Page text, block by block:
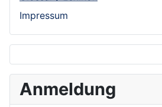
Impressum
Anmeldung